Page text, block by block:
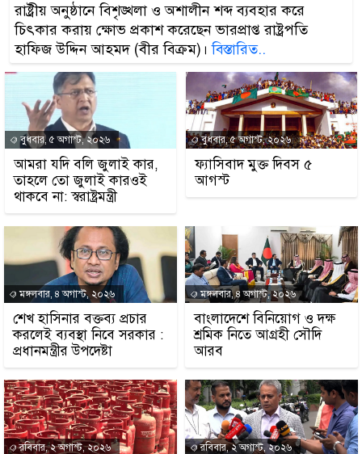
রাষ্ট্রীয় অনুষ্ঠানে বিশৃঙ্খলা ও অশালীন শব্দ ব্যবহার করে
চিৎকার করায় ক্ষোভ প্রকাশ করেছেন ভারপ্রাপ্ত রাষ্ট্রপতি
হাফিজ উদ্দিন আহমদ (বীর বিক্রম)।বিস্তারিত..
বুধবার, ৫ অগাস্ট, ২০২৬
আমরা যদি বলি জুলাই কার,
তাহলে তো জুলাই কারওই
থাকবে না: স্বরাষ্ট্রমন্ত্রী
বুধবার, ৫ অগাস্ট, ২০২৬
ফ্যাসিবাদ মুক্ত দিবস ৫
আগস্ট
মঙ্গলবার, ৪ অগাস্ট, ২০২৬
শেখ হাসিনার বক্তব্য প্রচার
করলেই ব্যবস্থা নিবে সরকার :
প্রধানমন্ত্রীর উপদেষ্টা
মঙ্গলবার, ৪ অগাস্ট, ২০২৬
বাংলাদেশে বিনিয়োগ ও দক্ষ
শ্রমিক নিতে আগ্রহী সৌদি
আরব
রবিবার, ২ অগাস্ট, ২০২৬ রবিবার, ২ অগাস্ট, ২০২৬